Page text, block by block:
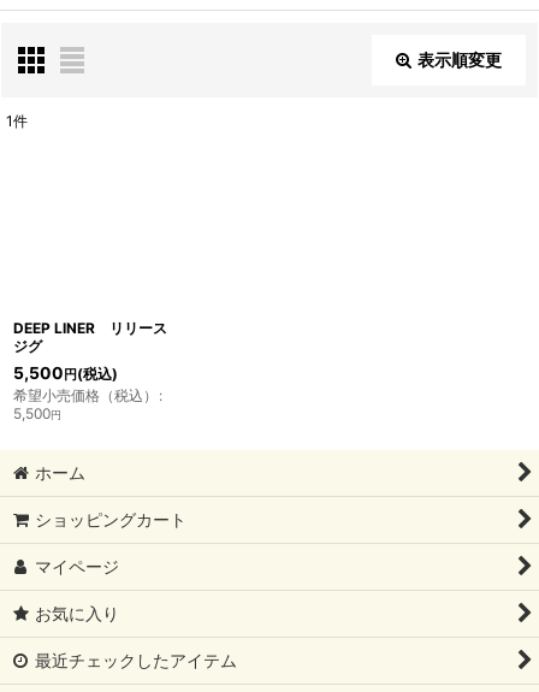
表示順変更
1件
DEEP LINER リリース
ジグ
5,500 円 (税込)
希望小売価格（税込） :
5,500円
ホーム
ショッピングカート
マイページ
お気に入り
最近チェックしたアイテム